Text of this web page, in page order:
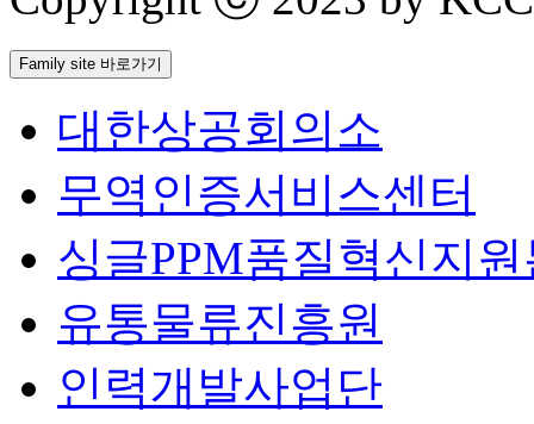
Family site 바로가기
대한상공회의소
무역인증서비스센터
싱글PPM품질혁신지
유통물류진흥원
인력개발사업단